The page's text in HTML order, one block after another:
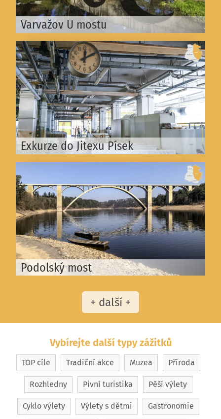
Varvažov U mostu
Exkurze do Jitexu Písek
Podolský most
+ další +
Vybírejte další typy zážitků
TOP cíle Tradiční akce Muzea Příroda
Rozhledny Pivní turistika Pěší výlety
Cyklo výlety Výlety s dětmi Gastronomie